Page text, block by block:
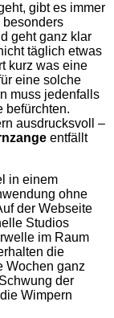
gibt es immer
besonders
geht ganz klar
täglich etwas
kurz was eine
eine solche
muss jedenfalls
befürchten.
ausdrucksvoll –
entfällt
in einem
ohne
der Webseite
Studios
im Raum
die
Wochen ganz
der
Wimpern